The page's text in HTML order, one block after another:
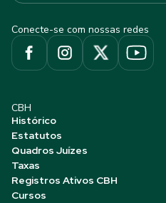
Conecte-se com nossas redes
CBH
Histórico
Estatutos
Quadros Juízes
Taxas
Registros Ativos CBH
Cursos